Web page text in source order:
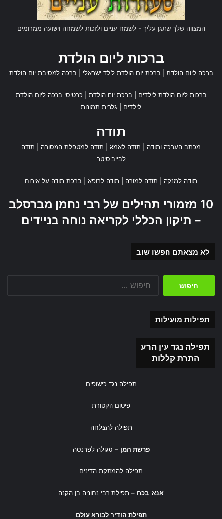
המצווה שלך שתגן עליך - לשמח עניים ולזכות לשמחה וישועה ממרומים
ברכות ליום הולדת
ברכה ליום הולדת ברכת יום הולדת לילד ישראלי ברכה למסיבת יום הולדת
ברכות ליום הולדת לילדים ברכת יום הולדת
כרטיסי ברכה ליום הולדת
לילדים
גלרית תמונות
תודה
מכתב הערכה ותודה תודה לאמא תודה למטפלת המסורה
תודה
לבייביסיטר
תודה למנקה תודה למורה תודה לרופא ברכת תודה על אירוח
10 מזמורי תהילים של רבי נחמן מברסלב
– תיקון הכללי לקריאה נוחה בניידים
לא מצאתם חפשו שוב
תפילות מועילות
תפילה נגד עין הרע
התרת קללות
תפילה נגד כישופים
פיטום הקטורת
תפילה להצלחה
פרשת המן – סגולה לפרנסה
תפילה להמתקת הדינים
אנא בכח – תפילת רבי נחוניה בן הקנה
תפילת הודיה לבורא עולם